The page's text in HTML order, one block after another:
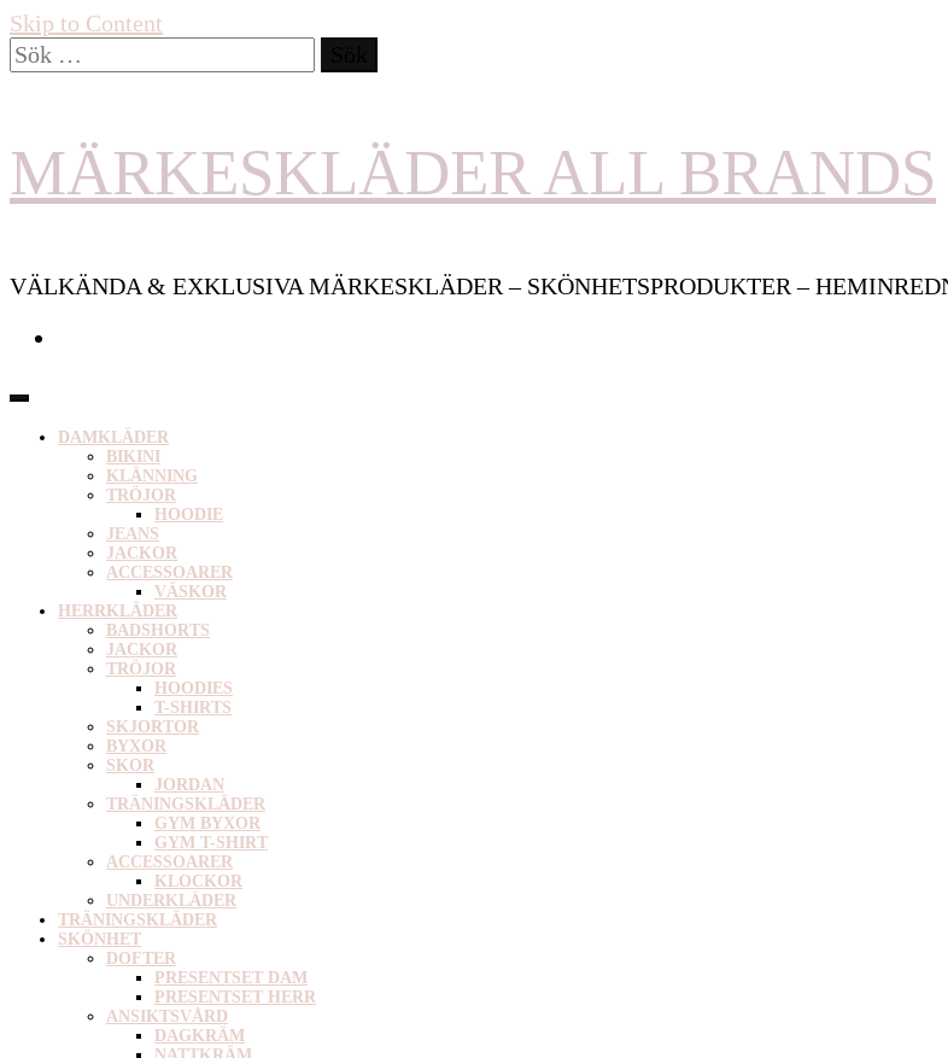
Skip to Content
Sök
efter:
MÄRKESKLÄDER ALL BRANDS
VÄLKÄNDA & EXKLUSIVA MÄRKESKLÄDER – SKÖNHETSPRODUKTER –
DAMKLÄDER
BIKINI
KLÄNNING
TRÖJOR
HOODIE
JEANS
JACKOR
ACCESSOARER
VÄSKOR
HERRKLÄDER
BADSHORTS
JACKOR
TRÖJOR
HOODIES
T-SHIRTS
SKJORTOR
BYXOR
SKOR
JORDAN
TRÄNINGSKLÄDER
GYM BYXOR
GYM T-SHIRT
ACCESSOARER
KLOCKOR
UNDERKLÄDER
TRÄNINGSKLÄDER
SKÖNHET
DOFTER
PRESENTSET DAM
PRESENTSET HERR
ANSIKTSVÅRD
DAGKRÄM